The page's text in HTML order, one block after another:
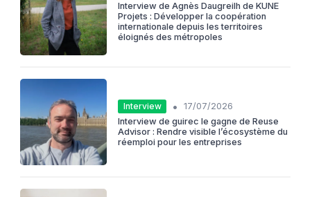
Interview de Agnès Daugreilh de KUNE
Projets : Développer la coopération
internationale depuis les territoires
éloignés des métropoles
Interview •
17/07/2026
Interview de guirec le gagne de Reuse
Advisor : Rendre visible l’écosystème du
réemploi pour les entreprises